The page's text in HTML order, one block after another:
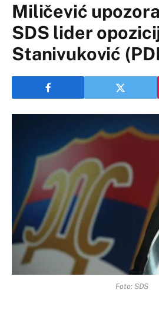
Miličević
SDS lider
Stanivuković
Foto: SDS